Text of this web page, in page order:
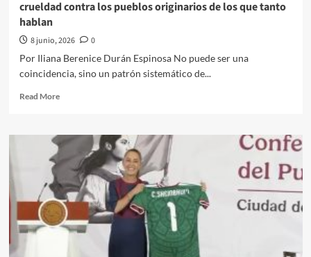
Corte
Internacional
crueldad contra los pueblos originarios de los que tanto
hablan
8 junio, 2026
0
Por Iliana Berenice Durán Espinosa No puede ser una
coincidencia, sino un patrón sistemático de...
Read MoreRead
El
Quehacer
Político
través
de
la
opinión